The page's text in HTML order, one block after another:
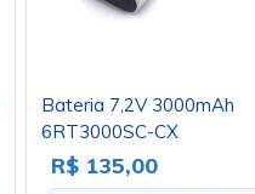
Bateria 7,2V 3000mAh
6RT3000SC-CX
R$ 135,00